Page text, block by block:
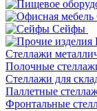
Сейфы
Стеллажи
Полочные
Стеллажи для
Паллетные
Фронтальные